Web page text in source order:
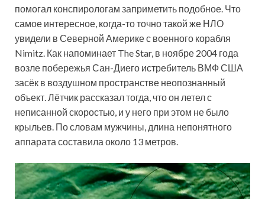
помогал конспирологам заприметить подобное. Что
самое интересное, когда-то точно такой же НЛО
увидели в Северной Америке с военного корабля
Nimitz. Как напоминает The Star, в ноябре 2004 года
возле побережья Сан-Диего истребитель ВМФ США
засёк в воздушном пространстве неопознанный
объект. Лётчик рассказал тогда, что он летел с
неписанной скоростью, и у него при этом не было
крыльев. По словам мужчины, длина непонятного
аппарата составила около 13 метров.